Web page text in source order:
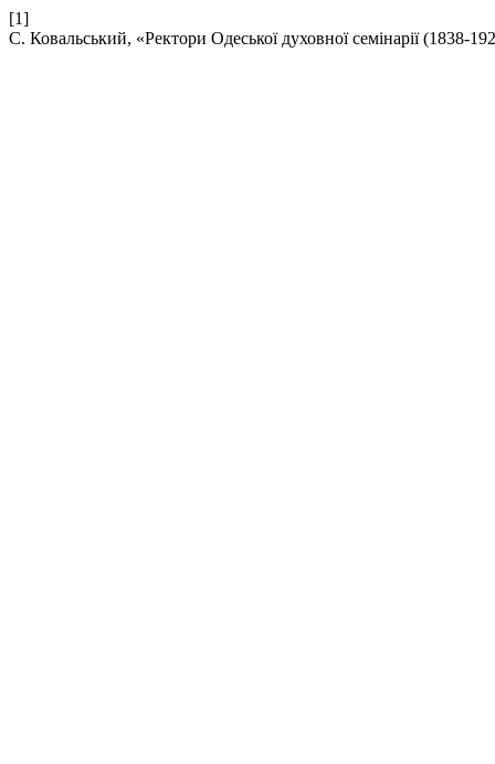
[1]
С. Ковальський, «Ректори Одеської духовної семінарії (1838-